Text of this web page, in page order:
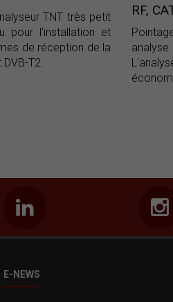
TNT très petit
pour l’installation et
de réception de la
T2.
RF,
analyse
E-NEWS